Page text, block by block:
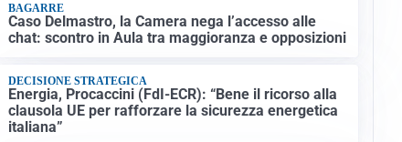
BAGARRE
Caso Delmastro, la Camera nega l’accesso alle
chat: scontro in Aula tra maggioranza e opposizioni
DECISIONE STRATEGICA
Energia, Procaccini (FdI-ECR): “Bene il ricorso alla
clausola UE per rafforzare la sicurezza energetica
italiana”